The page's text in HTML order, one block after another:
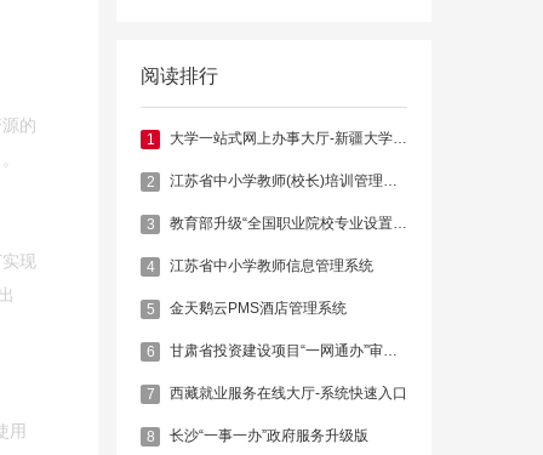
阅读排行
1 大学一站式网上办事大厅-新疆大学官网
2 江苏省中小学教师(校长)培训管理系统
3 教育部升级“全国职业院校专业设置管理与公共信息服务平台”
4 江苏省中小学教师信息管理系统
5 金天鹅云PMS酒店管理系统
6 甘肃省投资建设项目“一网通办”审批服务平台
7 西藏就业服务在线大厅-系统快速入口
8 长沙“一事一办”政府服务升级版
的
现
用